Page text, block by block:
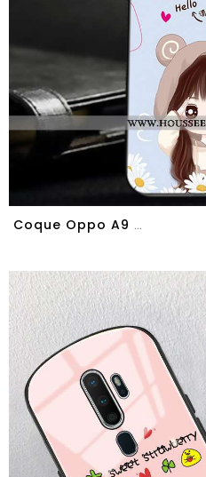
Coque Oppo A9 2020 Créatif Légère Étui Silicone Téléphone Portable Tout Compris Protection Beige